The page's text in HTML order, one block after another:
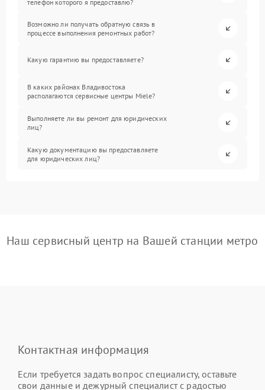
телефон которого я предоставлю?
Возможно ли получать обратную связь в
процессе выполнения ремонтных работ?
Какую гарантию вы предоставляете?
В каких районах Владивостока
располагаются сервисные центры Miele?
Выполняете ли вы ремонт для юридических
лиц?
Какую документацию вы предоставляете
для юридических лиц?
Наш сервисный центр на Вашей станции метро
Контактная информация
Если требуется задать вопрос специалисту, оставьте
свои данные и дежурный специалист с радостью